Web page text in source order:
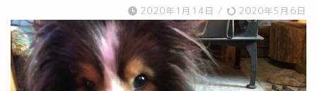
2020年1月14日 / 2020年5月6日